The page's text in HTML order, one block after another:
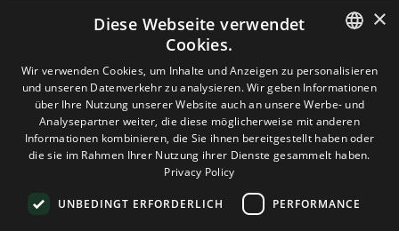
HOSTING
DOMAINS & E-MAIL
TOOLS & SICHERHEIT
UNTERNEHMEN
ENGLISH
ROMANIAN
×
Diese Webseite verwendet
Cookies.
Wir verwenden Cookies, um Inhalte und Anzeigen zu personalisieren
und unseren Datenverkehr zu analysieren. Wir geben Informationen
über Ihre Nutzung unserer Website auch an unsere Werbe- und
Analysepartner weiter, die diese möglicherweise mit anderen
Informationen kombinieren, die Sie ihnen bereitgestellt haben oder
die sie im Rahmen Ihrer Nutzung ihrer Dienste gesammelt haben.
Privacy Policy
UNBEDINGT ERFORDERLICH PERFORMANCE